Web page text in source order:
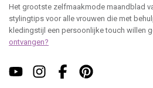
Het grootste zelfmaakmode maandblad
stylingtips voor alle vrouwen die met
kledingstijl een persoonlijke touch willen
ontvangen?